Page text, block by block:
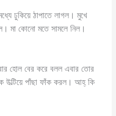
ঢুকিয়ে ঠাপাতে লাগল। মুখে
মা কোনো মতে সামলে নিল।
হোল বের করে বলল এবার তোর
উল্টিয়ে পাঁছা ফাঁক করল। আহ্ কি